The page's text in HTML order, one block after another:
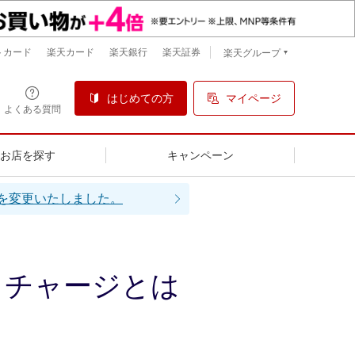
よくある質問
はじめての方 マイページ
店を探す キャンペーン
カード 楽天カード 楽天銀行 楽天証券 楽天グループ
更いたしました。
ャージとは